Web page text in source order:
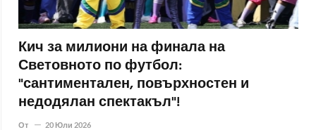
Кич за милиони на финала на
Световното по футбол:
"сантиментален, повърхностен и
недодялан спектакъл"!
От 20 Юли 2026